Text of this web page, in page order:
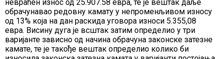
невраћен износ од 25.907.58 евра, те је вештак даље
обрачунавао редовну камату у непроменљивом износу
од 13% која на дан раскида уговора износи 5.355,08
евра. Висину дуга је всштак затим определио у три
варијанте зависно од начина обрачуна законске затезне
камате, те је такође вештак определио колико би